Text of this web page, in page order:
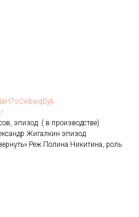
эпизод. ( в производстве)
Жигалкин эпизод
Реж.Полина Никитина, роль